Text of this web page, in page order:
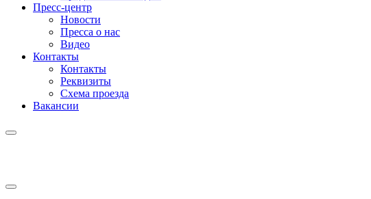
Пресс-центр
Новости
Пресса о нас
Видео
Контакты
Контакты
Реквизиты
Схема проезда
Вакансии